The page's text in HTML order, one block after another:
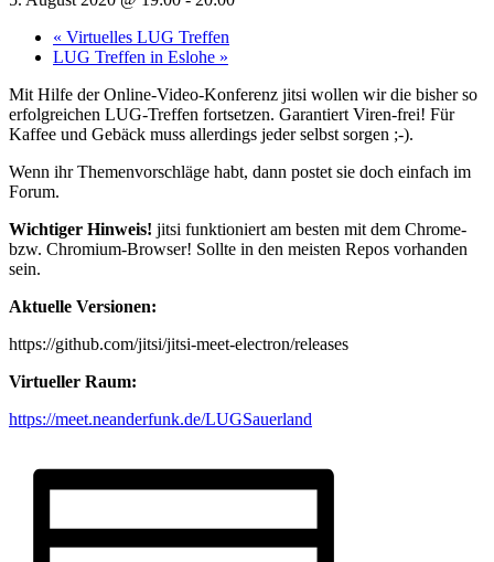
« Virtuelles LUG Treffen
LUG Treffen in Eslohe »
Mit Hilfe der Online-Video-Konferenz jitsi wollen wir die bisher so
erfolgreichen LUG-Treffen fortsetzen. Garantiert Viren-frei! Für
Kaffee und Gebäck muss allerdings jeder selbst sorgen ;-).
Wenn ihr Themenvorschläge habt, dann postet sie doch einfach im
Forum.
Wichtiger Hinweis! jitsi funktioniert am besten mit dem Chrome-
bzw. Chromium-Browser! Sollte in den meisten Repos vorhanden
sein.
Aktuelle Versionen:
https://github.com/jitsi/jitsi-meet-electron/releases
Virtueller Raum:
https://meet.neanderfunk.de/LUGSauerland